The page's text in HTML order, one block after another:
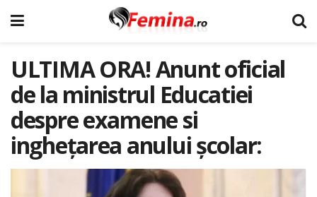
ULTIMA ORA! Anunt oficial
de la ministrul Educatiei
despre examene si
ingheţarea anului şcolar: